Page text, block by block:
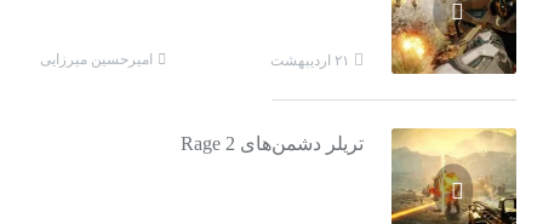
۲۱ اردیبهشت امیرحسین میرزایی
تریلر دشمن‌های Rage 2